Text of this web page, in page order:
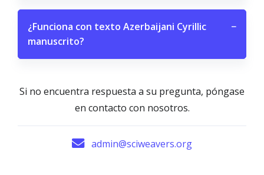
¿Funciona con texto Azerbaijani Cyrillic
manuscrito?
−
Si no encuentra respuesta a su pregunta, póngase
en contacto con nosotros.
admin@sciweavers.org